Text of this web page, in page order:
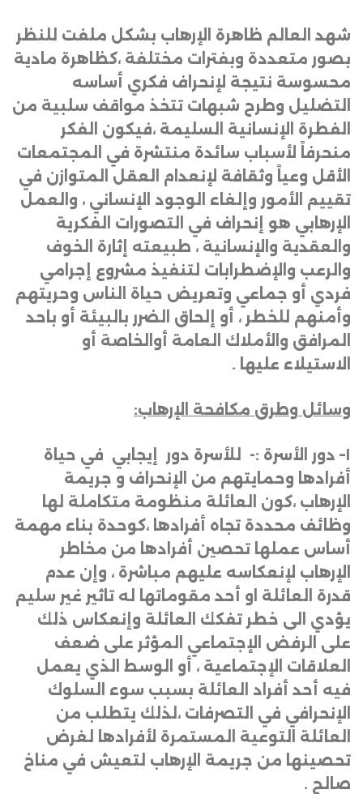
شهد العالم ظاهرة الإرهاب بشكل ملفت للنظر
بصور متعددة وبفترات مختلفة ،كظاهرة مادية
محسوسة نتيجة لإنحراف فكري أساسه
التضليل وطرح شبهات تتخذ مواقف سلبية من
الفطرة الإنسانية السليمة ،فيكون الفكر
منحرفاً لأسباب سائدة منتشرة في المجتمعات
الأقل وعياً وثقافة لإنعدام العقل المتوازن في
تقييم الأمور وإلغاء الوجود الإنساني ، والعمل
الإرهابي هو إنحراف في التصورات الفكرية
والعقدية والإنسانية ، طبيعته إثارة الخوف
والرعب والإضطرابات لتنفيذ مشروع إجرامي
فردي أو جماعي وتعريض حياة الناس وحريتهم
وأمنهم للخطر ، أو إلحاق الضرر بالبيئة أو باحد
المرافق والأملاك العامة أوالخاصة أو
الاستيلاء عليها .
وسائل وطرق مكافحة الإرهاب:
– دور الأسرة :- للأسرة دور إيجابي في حياة
أفرادها وحمايتهم من الإنحراف و جريمة
الإرهاب ،كون العائلة منظومة متكاملة لها
وظائف محددة تجاه أفرادها ،كوحدة بناء مهمة
أساس عملها تحصين أفرادها من مخاطر
الإرهاب لإنعكاسه عليهم مباشرة ، وإن عدم
قدرة العائلة او أحد مقوماتها له تاثير غير سليم
يؤدي الى خطر تفكك العائلة وإنعكاس ذلك
على الرفض الإجتماعي المؤثر على ضعف
العلاقات الإجتماعية ، أو الوسط الذي يعمل
فيه أحد أفراد العائلة بسبب سوء السلوك
الإنحرافي في التصرفات ،لذلك يتطلب من
العائلة التوعية المستمرة لأفرادها لغرض
تحصينها من جريمة الإرهاب لتعيش في مناخ
صالح .